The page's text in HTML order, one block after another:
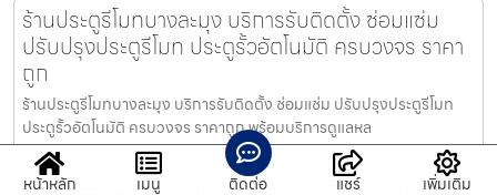
ร้านประตูรีโมทบางละมุง บริการรับติดตั้ง ซ่อมแซ่ม
ปรับปรุงประตูรีโมท ประตูรั้วอัตโนมัติ ครบวงจร ราคา
ถูก
ร้านประตูรีโมทบางละมุง บริการรับติดตั้ง ซ่อมแซ่ม ปรับปรุงประตูรีโมท
ประตูรั้วอัตโนมัติ ครบวงจร ราคาถูก พร้อมบริการดูแลหล
หน้าหลัก เมนู ติดต่อ แชร์ เพิ่มเติม